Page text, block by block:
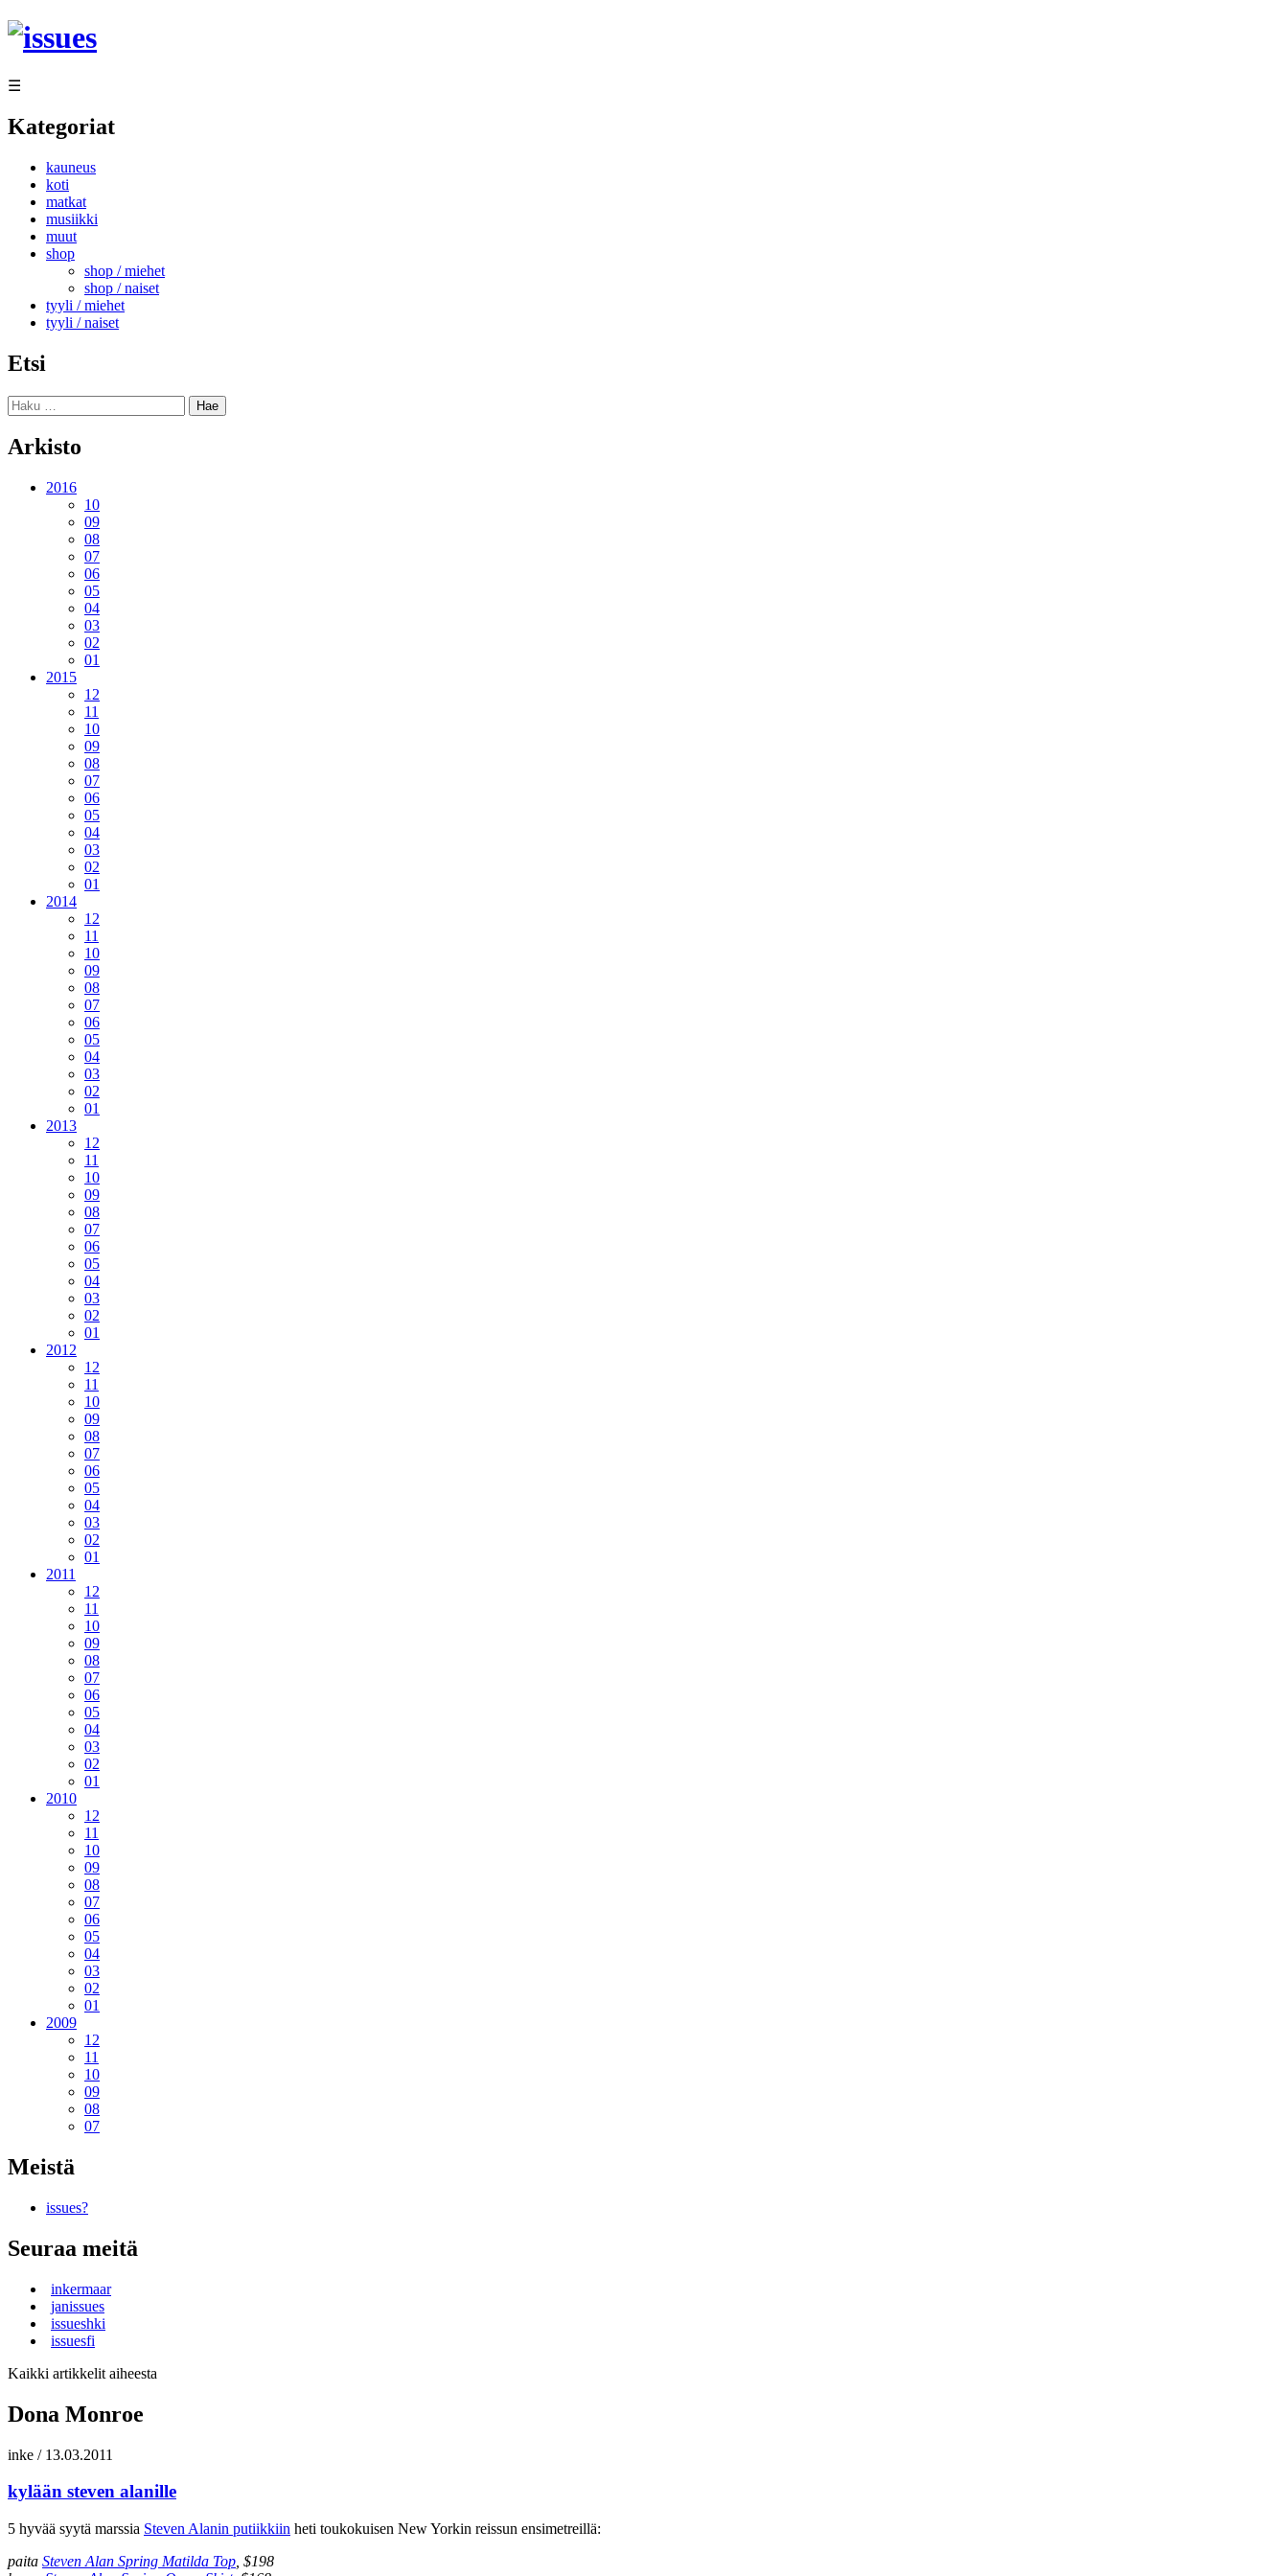
Siirry
sisältöön
☰
Kategoriat
kauneus
koti
matkat
musiikki
muut
shop
shop / miehet
shop / naiset
tyyli / miehet
tyyli / naiset
Etsi
Haku:
Arkisto
2016
10
09
08
07
06
05
04
03
02
01
2015
12
11
10
09
08
07
06
05
04
03
02
01
2014
12
11
10
09
08
07
06
05
04
03
02
01
2013
12
11
10
09
08
07
06
05
04
03
02
01
2012
12
11
10
09
08
07
06
05
04
03
02
01
2011
12
11
10
09
08
07
06
05
04
03
02
01
2010
12
11
10
09
08
07
06
05
04
03
02
01
2009
12
11
10
09
08
07
Meistä
issues?
Seuraa meitä
inkermaar
janissues
issueshki
issuesfi
Kaikki artikkelit aiheesta
Dona Monroe
inke / 13.03.2011
kylään steven alanille
5 hyvää syytä marssia Steven Alanin putiikkiin heti toukokuisen New Yorkin reissun ensimetreillä:
paita Steven Alan Spring Matilda Top $198